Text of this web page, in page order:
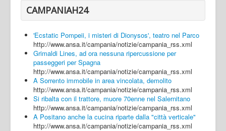
CAMPANIAH24
'Ecstatic Pompeii, i misteri di Dionysos', teatro nel Parco
http://www.ansa.it/campania/notizie/campania_rss.xml
Grimaldi Lines, ad ora nessuna ripercussione per
passeggeri per Spagna
http://www.ansa.it/campania/notizie/campania_rss.xml
A Sorrento immobile in area vincolata, demolito
http://www.ansa.it/campania/notizie/campania_rss.xml
Si ribalta con il trattore, muore 70enne nel Salernitano
http://www.ansa.it/campania/notizie/campania_rss.xml
A Positano anche la cucina riparte dalla "città verticale"
http://www.ansa.it/campania/notizie/campania_rss.xml